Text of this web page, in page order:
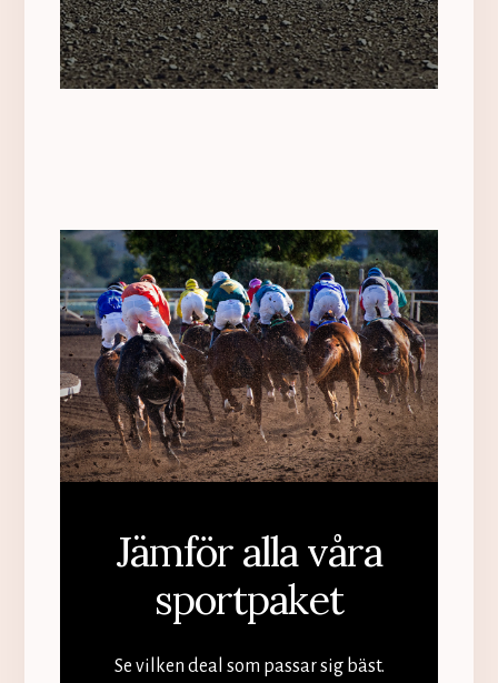
Jämför alla våra
sportpaket
Se vilken deal som passar sig bäst.